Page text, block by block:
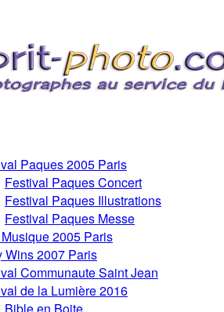
Paques 2005 Paris
Festival Paques Concert
Festival Paques Illustrations
Festival Paques Messe
2005 Paris
Wins 2007 Paris
Communaute Saint Jean
de la Lumière 2016